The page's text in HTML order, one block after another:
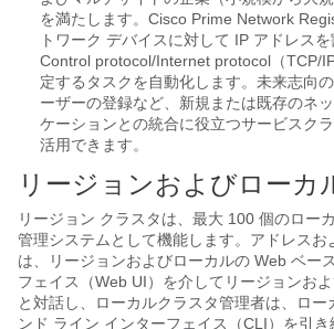
を満たします。Cisco Prime Network
トワーク デバイスに対して IP アドレス
Control protocol/Internet protocol（TCP/
定するタスクを自動化します。未来志向
ーザーの登録など、新規または既存のネ
ケーションとの統合に役立つサービスク
活用できます。
リージョンおよびローカ
リージョン クラスタは、最大 100 個のロー
管理システムとして機能します。アドレスお
は、リージョンおよびローカルの Web ベー
フェイス（Web UI）を介してリージョンお
と対話し、ローカルクラスタ管理者は、ロー
ンド ライン インターフェイス（CLI）を引き